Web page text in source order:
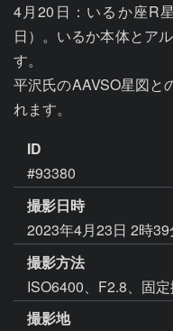
4月20日：いるか座R
日）。いるか本体とア
す。
平沢氏のAAVSO星図と
れます。
ID
#93380
撮影日時
2023年4月23日 2時
撮影方法
ISO6400、F2.8、固
撮影地